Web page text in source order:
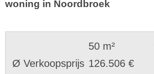
woning in Noordbroek
50 m²
Ø Verkoopsprijs 126.506 €